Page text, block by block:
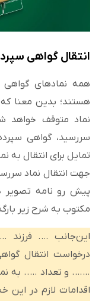
انتقال گواهی
همه نمادهای گواهی
هستند؛ بدین معنا
نماد متوقف خواهد
سررسید، گواهی
تمایل برای انتقال به
جهت انتقال نماد
پیش رو نامه تصویر
مکتوب به شرح زیر
این‌جانب ….
درخواست انتقال
……. و تعداد ….. به
اقدامات لازم در این